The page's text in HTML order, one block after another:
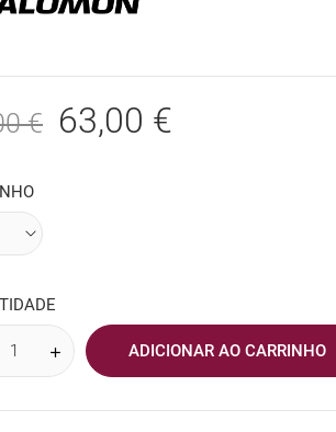
€ 63,00 €
ADICIONAR AO CARRINHO